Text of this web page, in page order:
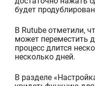
будет
В Rutubeотметили,
может переместить
процесс длится
несколько дней.
В разделе «